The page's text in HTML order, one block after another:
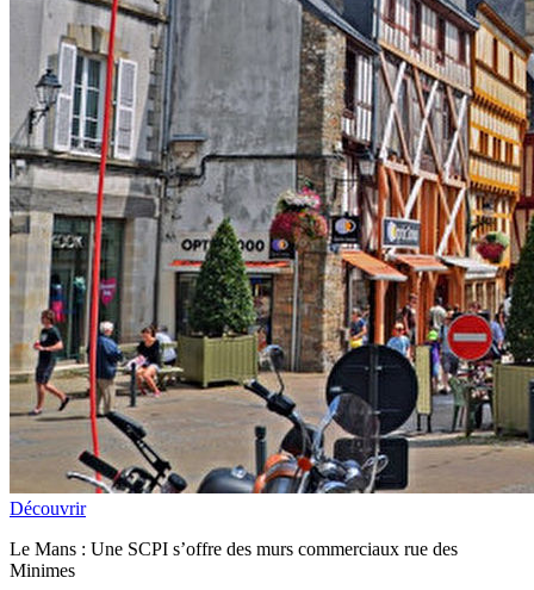
Découvrir
Le Mans : Une SCPI s’offre des murs commerciaux rue des
Minimes